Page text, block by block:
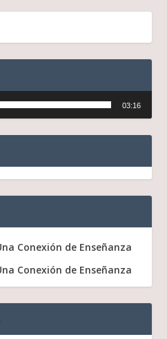
03:16